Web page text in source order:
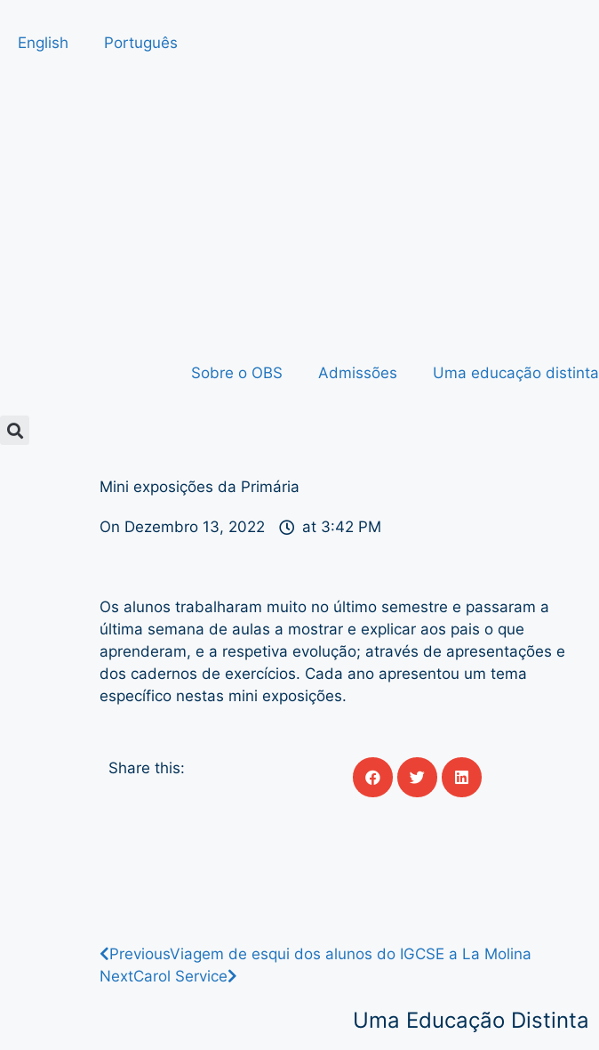
English Português
Sobre o OBS Admissões Uma educação distinta
Mini exposições da Primária
On Dezembro 13, 2022 at 3:42 PM
Os alunos trabalharam muito no último semestre e passaram a
última semana de aulas a mostrar e explicar aos pais o que
aprenderam, e a respetiva evolução; através de apresentações e
dos cadernos de exercícios. Cada ano apresentou um tema
específico nestas mini exposições.
Share this:
PreviousViagem de esqui dos alunos do IGCSE a La Molina
NextCarol Service
Uma Educação Distinta